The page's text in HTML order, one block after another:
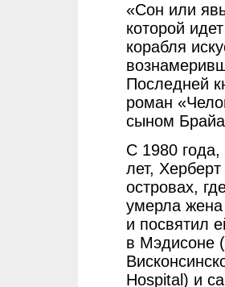
«Сон или
которой
корабля
Последней
роман
сыном
С 1980 года,
лет,
островах,
умерла
и посвятил
в Мэдисоне
Hospital) и